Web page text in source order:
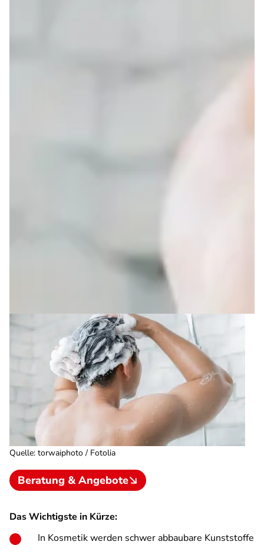
Quelle: torwaiphoto / Fotolia
Beratung & Angebote
Das Wichtigste in Kürze:
In Kosmetik werden schwer abbaubare Kunststoffe